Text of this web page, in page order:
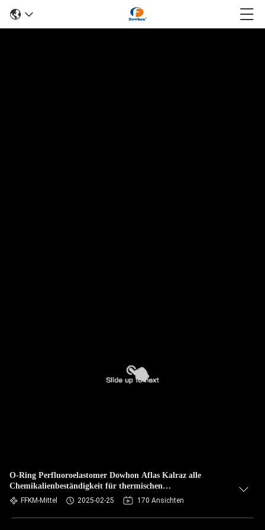
O-Ring Perfluoroelastomer Dowhon Aflas Kalraz alle
Chemikalienbeständigkeit für thermischen
Hochtemperaturwiderstand zusammensetzen
FFKM-Mittel 2025-02-25 170 Ansichten